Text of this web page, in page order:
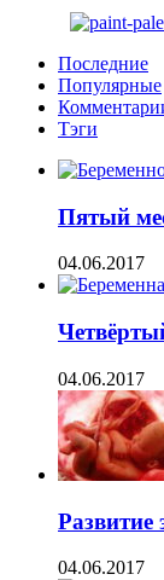
Последние
Популярные
Тэги
Пятый
04.06.2017
04.06.2017
Развитие
04.06.2017